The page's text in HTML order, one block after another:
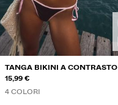
TANGA BIKINI A CONTRASTO
15,99 €
4 COLORI